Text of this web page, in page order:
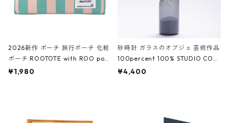
2026新作 ポーチ 旅行ポーチ 化粧
ポーチ ROOTOTE with ROO pou
ch 3532 ルートート WR.ポーチ.ラ
¥1,980
砂時計 ガラスのオブジェ 芸術作品
100percent 100% STUDIO COH
AKU Timeless 100パーセント ス
¥4,400